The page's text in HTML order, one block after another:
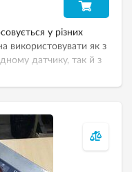
у різних
використовувати як з
датчику, так й з
для складів (робоча